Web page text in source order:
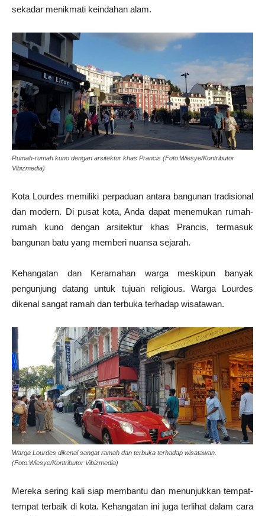
sekadar menikmati keindahan alam.
Rumah-rumah kuno dengan arsitektur khas Prancis (Foto:Wiesye/Kontributor
Vibizmedia)
Kota Lourdes memiliki perpaduan antara bangunan tradisional
dan modern. Di pusat kota, Anda dapat menemukan rumah-
rumah kuno dengan arsitektur khas Prancis, termasuk
bangunan batu yang memberi nuansa sejarah.
Kehangatan dan Keramahan warga meskipun banyak
pengunjung datang untuk tujuan religious. Warga Lourdes
dikenal sangat ramah dan terbuka terhadap wisatawan.
Warga Lourdes dikenal sangat ramah dan terbuka terhadap wisatawan.
(Foto:Wiesye/Kontributor Vibizmedia)
Mereka sering kali siap membantu dan menunjukkan tempat-
tempat terbaik di kota. Kehangatan ini juga terlihat dalam cara